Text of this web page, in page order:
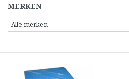
MERKEN